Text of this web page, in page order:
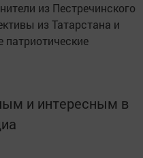
из Пестречинского
из Татарстана и
и интересным в